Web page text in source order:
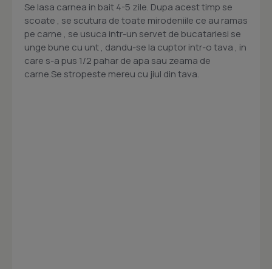
Se lasa carnea in bait 4-5 zile. Dupa acest timp se
scoate , se scutura de toate mirodeniile ce au ramas
pe carne , se usuca intr-un servet de bucatariesi se
unge bune cu unt , dandu-se la cuptor intr-o tava , in
care s-a pus 1/2 pahar de apa sau zeama de
carne.Se stropeste mereu cu jiul din tava.